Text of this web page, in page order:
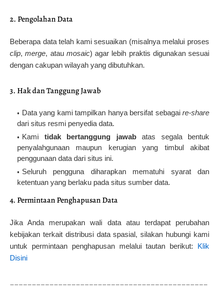
2. Pengolahan Data
Beberapa data telah kami sesuaikan (misalnya melalui proses
clip,merge, atau mosaic) agar lebih praktis digunakan sesuai
dengan cakupan wilayah yang dibutuhkan.
3. Hak dan Tanggung Jawab
Data yang kami tampilkan hanya bersifat sebagai re-share
dari situs resmi penyedia data.
Kami tidak bertanggung jawabatas segala bentuk
penyalahgunaan maupun kerugian yang timbul akibat
penggunaan data dari situs ini.
Seluruh pengguna diharapkan mematuhi syarat dan
ketentuan yang berlaku pada situs sumber data.
4. Permintaan Penghapusan Data
Jika Anda merupakan wali data atau terdapat perubahan
kebijakan terkait distribusi data spasial, silakan hubungi kami
untuk permintaan penghapusan melalui tautan berikut: Klik
Disini